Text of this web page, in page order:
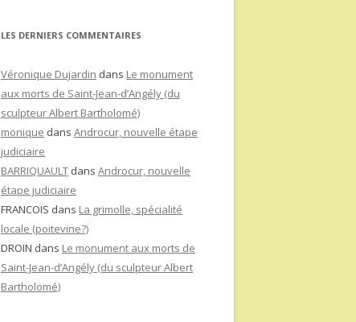
LES DERNIERS COMMENTAIRES
Véronique Dujardin dans Le monument
aux morts de Saint-Jean-d’Angély (du
sculpteur Albert Bartholomé)
monique dans Androcur, nouvelle étape
judiciaire
BARRIQUAULT dans Androcur, nouvelle
étape judiciaire
FRANCOIS dans La grimolle, spécialité
locale (poitevine?)
DROIN dans Le monument aux morts de
Saint-Jean-d’Angély (du sculpteur Albert
Bartholomé)